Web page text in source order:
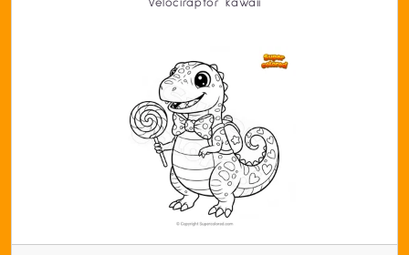
Velociraptor kawaii